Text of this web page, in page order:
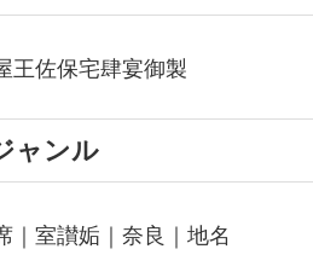
王佐保宅肆宴御製
ャンル
｜室讃姤｜奈良｜地名